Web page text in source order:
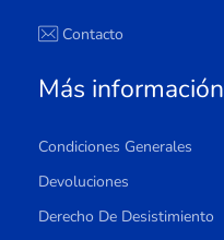
Contacto
Más información
Condiciones Generales
Devoluciones
Derecho De Desistimiento